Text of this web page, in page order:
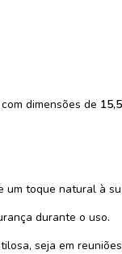
dimensões de
um toque natural à
durante o uso.
seja em